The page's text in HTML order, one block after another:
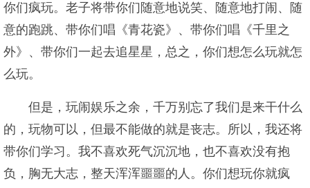
你们疯玩。老子将带你们随意地说笑、随意地打闹、随
意的跑跳、带你们唱《青花瓷》、带你们唱《千里之
外》、带你们一起去追星星，总之，你们想怎么玩就怎
么玩。
但是，玩闹娱乐之余，千万别忘了我们是来干什么
的，玩物可以，但最不能做的就是丧志。所以，我还将
带你们学习。我不喜欢死气沉沉地，也不喜欢没有抱
负，胸无大志，整天浑浑噩噩的人。你们想玩你就疯